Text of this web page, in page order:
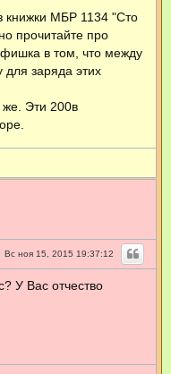
книжки МБР 1134 "Сто
прочитайте про
в том, что между
для заряда этих
же. Эти 200в
С
б
Вс ноя 15, 2015 19:37:12
У Вас отчество